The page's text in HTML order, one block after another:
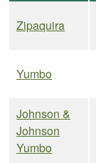
Zipaquira
Yumbo
Johnson &
Johnson
Yumbo